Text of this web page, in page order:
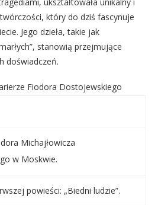
ukształtowała unikalny i
który do dziś fascynuje
Jego dzieła, takie jak
stanowią przejmujące
doświadczeń.
Fiodora Dostojewskiego
Michajłowicza
w Moskwie.
powieści: „Biedni ludzie”.